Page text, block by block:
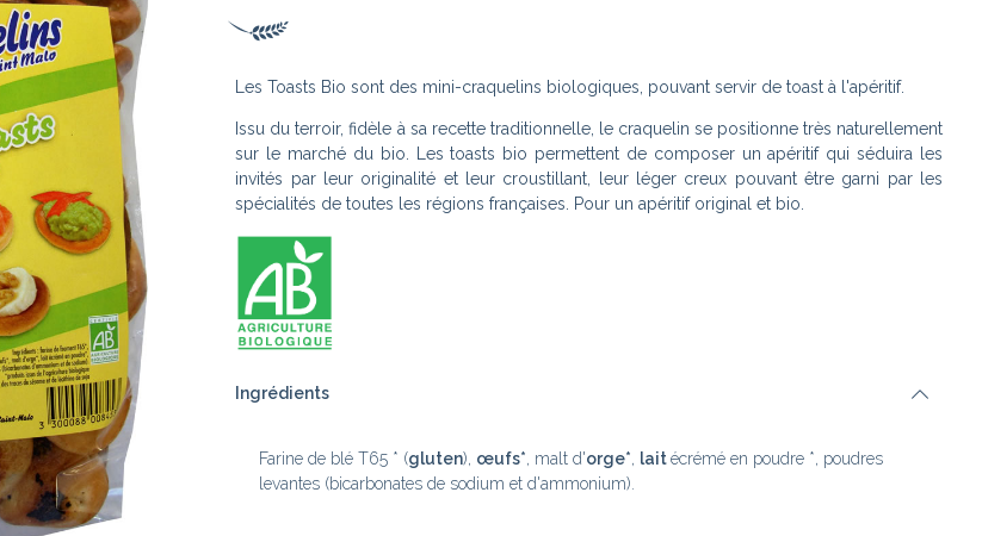
Les Toasts Bio sont des mini-craquelins biologiques, pouvant servir de toast à l'apéritif.
Issu du terroir, fidèle à sa recette traditionnelle, le craquelin se positionne très naturellement
sur le marché du bio. Les toasts bio permettent de composer un apéritif qui séduira les
invités par leur originalité et leur croustillant, leur léger creux pouvant être garni par les
spécialités de toutes les régions françaises. Pour un apéritif original et bio.
Ingrédients
Farine de blé T65 * (gluten), œufs*, malt d'orge*, laitécrémé en poudre *, poudres
levantes (bicarbonates de sodium et d'ammonium).